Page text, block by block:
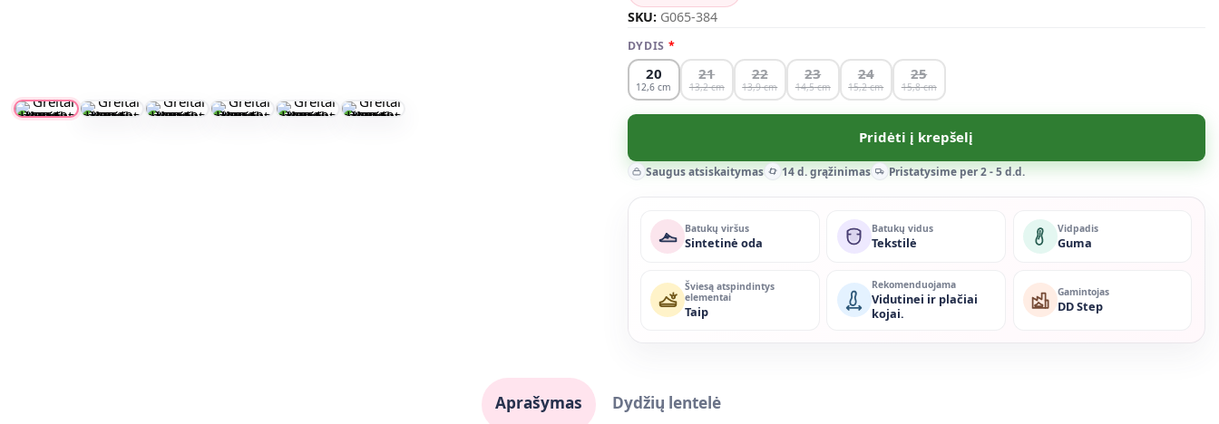
SKU: G065-384
DYDIS
20
12,6
21
13,2
22
13,9
23
14,5
24
15,2
25
15,8
Pridėti į krepšelį
Saugus atsiskaitymas 14 d. grąžinimas Pristatysime per 2 - 5 d.d.
Batukų viršus
Sintetinė oda
Batukų vidus
Tekstilė
Vidpadis
Guma
Šviesą atspindintys
elementai
Taip
Rekomenduojama
Vidutinei ir plačiai
kojai.
Gamintojas
DD Step
Aprašymas Dydžių lentelė